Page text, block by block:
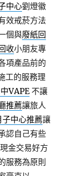
中心劉燈徽
效戒菸方法
個與廢紙回
收小朋友專
項產品前的
工的服務理
VAPE 不讓
推薦讓旅人
子中心推薦讓
認自己有些
金交易好方
服務為原則